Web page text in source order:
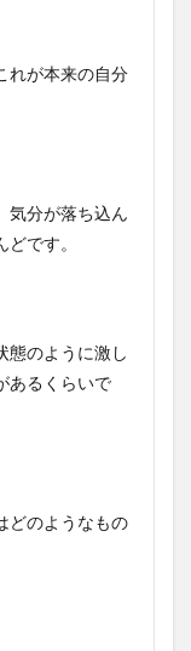
れが本来の自分
気分が落ち込ん
どです。
のように激し
あるくらいで
どのようなもの